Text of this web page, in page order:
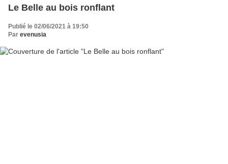
Le Belle au bois ronflant
Publié le 02/06/2021 à 19:50
Par evenusia